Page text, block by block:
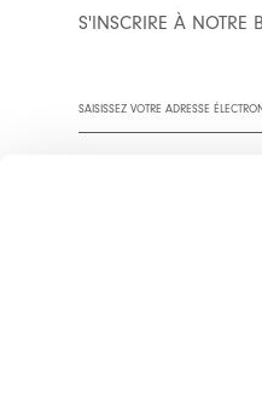
S'INSCRIRE À NOTRE
Vous êtes invité à